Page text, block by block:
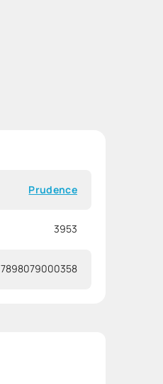
Prudence
3953
7898079000358